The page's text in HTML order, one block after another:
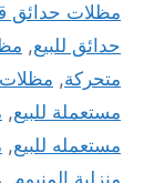
مظلات حدائق
حدائق للبيع,
متحركة,
مستعملة للبيع,
مستعمله للبيع,